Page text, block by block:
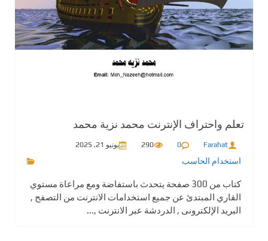
تعلم واحتراف الإنترنت محمد نزية محمد
Farahat
0
290 يونيو 21, 2025
استخدام الحاسب
كتاب من 300 صفحة يتحدث باستفاضة ومع مراعاة مستوي
القاري المبتدئ عن جميع استخدامات الانترنت من التصفح ,
البريد الإلكترونى , الدردشة عبر الانترنت ,...